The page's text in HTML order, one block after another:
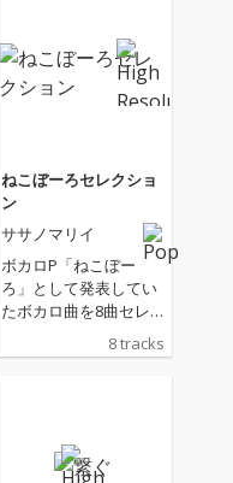
ねこぼーろセレクショ
ン
ササノマリイ
ボカロP「ねこぼー
ろ」として発表してい
たボカロ曲を8曲セレ
ス！ 『プロジェクトセ
トモスソラ」や今もな
おTikToKなどでカバー
8 tracks